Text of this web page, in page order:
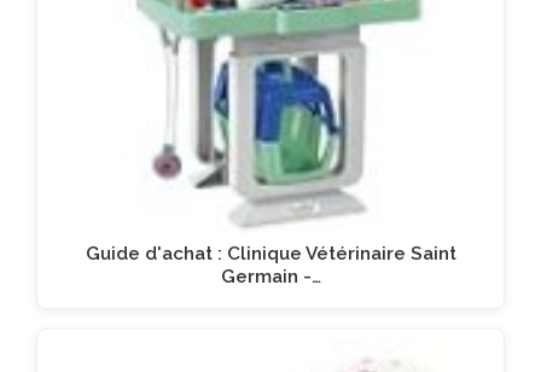
Guide d'achat : Clinique Vétérinaire Saint
Germain -…